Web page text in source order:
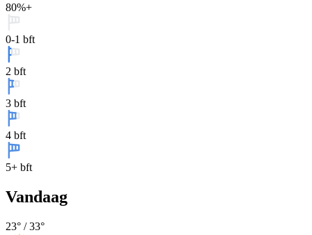
80%+
0-1 bft
2 bft
3 bft
4 bft
5+ bft
Vandaag
23° /33°